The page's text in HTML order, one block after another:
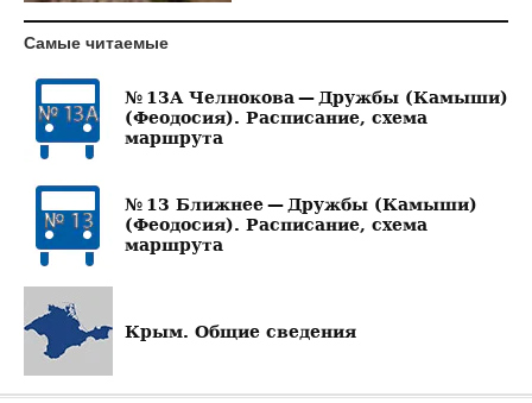
Самые читаемые
№ 13А Челнокова — Дружбы (Камыши)
(Феодосия). Расписание, схема
маршрута
№ 13 Ближнее — Дружбы (Камыши)
(Феодосия). Расписание, схема
маршрута
Крым. Общие сведения